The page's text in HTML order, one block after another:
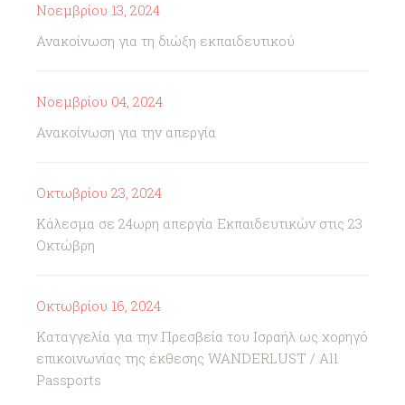
Νοεμβρίου 13, 2024
Ανακοίνωση για τη διώξη εκπαιδευτικού
Νοεμβρίου 04, 2024
Ανακοίνωση για την απεργία
Οκτωβρίου 23, 2024
Κάλεσμα σε 24ωρη απεργία Εκπαιδευτικών στις 23
Οκτώβρη
Οκτωβρίου 16, 2024
Καταγγελία για την Πρεσβεία του Ισραήλ ως χορηγό
επικοινωνίας της έκθεσης WANDERLUST / All
Passports